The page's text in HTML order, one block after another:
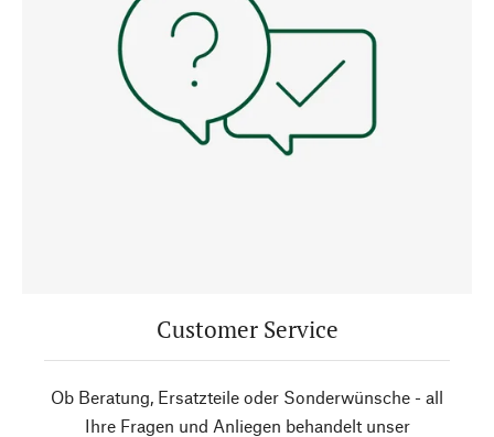
Customer Service
Ob Beratung, Ersatzteile oder Sonderwünsche - all
Ihre Fragen und Anliegen behandelt unser